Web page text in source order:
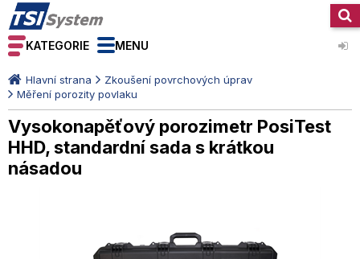
KATEGORIE MENU
Hlavní strana
Zkoušení povrchových úprav
Měření porozity povlaku
Vysokonapěťový porozimetr PosiTest
HHD, standardní sada s krátkou
násadou